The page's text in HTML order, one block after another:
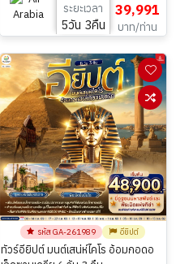
ระยะเวลา
5วัน 3คืน
39,991
บาท/ท่าน
รหัส GA-261989 อียิปต์
ทัวร์อียิปต์ มนต์เสน่ห์ไคโร อ้อมกอดอ